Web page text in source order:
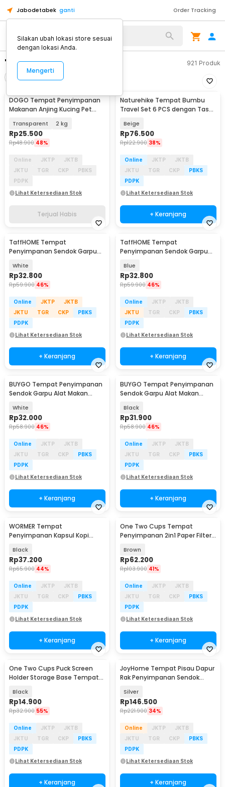
Jabodetabek ganti Order Tracking
"tempat penyimpanan" 921 Produk
Urutkan
DOGO Tempat Penyimpanan
Makanan Anjing Kucing Pet
Transparent 2 kg
Rp25.500
Rp48.900 48%
Online JKTP
JKTB
JKTU
TGR CKP
PBKS
PDPK
Lihat Ketersediaan Stok
Terjual Habis
Naturehike Tempat Bumbu
Travel Set 6 PCS dengan Tas
Beige
Rp76.500
Rp122.900 38%
Online JKTP
JKTB
JKTU
TGR CKP
PBKS
PDPK
Lihat Ketersediaan Stok
+ Keranjang
TaffHOME Tempat
Penyimpanan Sendok Garpu
210
White
Rp32.800
Rp59.900 46%
Online JKTP
JKTB
JKTU
TGR CKP
PBKS
PDPK
Lihat Ketersediaan Stok
+ Keranjang
TaffHOME Tempat
Penyimpanan Sendok Garpu
210
Blue
Rp32.800
Rp59.900 46%
Online JKTP
JKTB
JKTU
TGR CKP
PBKS
PDPK
Lihat Ketersediaan Stok
+ Keranjang
BUYGO Tempat Penyimpanan
Sendok Garpu Alat Makan
White
Rp32.000
Rp58.900 46%
Online JKTP
JKTB
JKTU
TGR CKP
PBKS
PDPK
Lihat Ketersediaan Stok
+ Keranjang
BUYGO Tempat Penyimpanan
Sendok Garpu Alat Makan
Black
Rp31.900
Rp58.900 46%
Online JKTP
JKTB
JKTU
TGR CKP
PBKS
PDPK
Lihat Ketersediaan Stok
+ Keranjang
WORMER Tempat
Penyimpanan Kapsul Kopi
C160
Black
Rp37.200
Rp65.900 44%
Online JKTP
JKTB
JKTU
TGR CKP
PBKS
PDPK
Lihat Ketersediaan Stok
+ Keranjang
One Two Cups Tempat
Penyimpanan 2in1 Paper Filter
Brown
Rp62.200
Rp103.900 41%
Online JKTP
JKTB
JKTU
TGR CKP
PBKS
PDPK
Lihat Ketersediaan Stok
+ Keranjang
One Two Cups Puck Screen
Holder Storage Base Tempat
Black
Rp14.900
Rp32.900 55%
Online JKTP
JKTB
JKTU
TGR CKP
PBKS
PDPK
Lihat Ketersediaan Stok
+ Keranjang
JoyHome Tempat Pisau Dapur
Rak Penyimpanan Sendok
Silver
Rp146.500
Rp221.900 34%
Online JKTP
JKTB
JKTU
TGR CKP
PBKS
PDPK
Lihat Ketersediaan Stok
+ Keranjang
Silakan ubah lokasi store sesuai
dengan lokasi Anda.
Mengerti